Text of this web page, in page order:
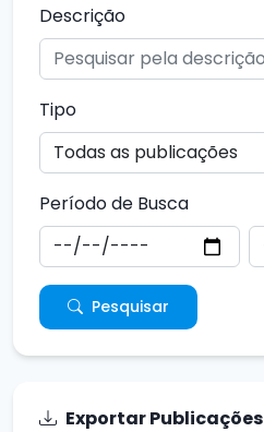
Descrição
Tipo
Período de Busca
Pesquisar
Exportar Publicações